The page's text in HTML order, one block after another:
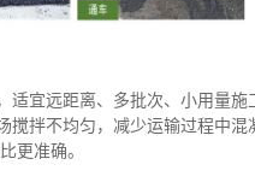
适宜远距离、多批次、小用量施
搅拌不均匀，减少运输过程中混
比更准确。